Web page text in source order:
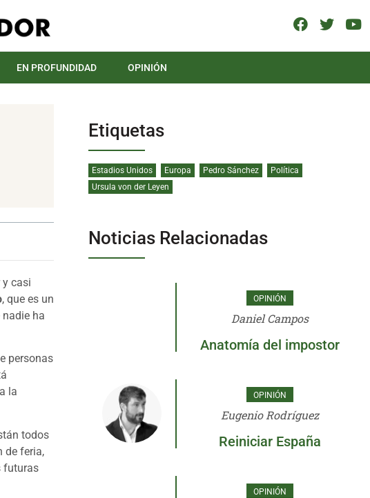
EN PROFUNDIDAD OPINIÓN
casi
, que es un
ha
personas
la
todos
de feria,
futuras
Etiquetas
Estadios Unidos Europa Pedro Sánchez
Política
Ursula von der Leyen
Noticias Relacionadas
OPINIÓN
Daniel Campos
Anatomía del impostor
OPINIÓN
Eugenio Rodríguez
Reiniciar España
OPINIÓN